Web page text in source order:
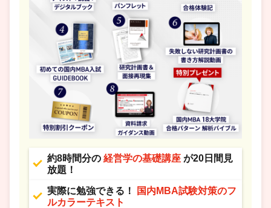
約8時間分の 経営学の基礎講座 が20日間見
放題！
実際に勉強できる！
国内MBA試験対策のフ
ルカラーテキスト